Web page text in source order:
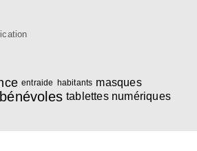
entraide habitants masques
bénévoles tablettes numériques